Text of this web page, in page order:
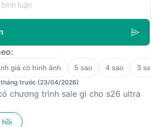
giá có hình ảnh 5 sao 4 sao 3 sao
trước (23/04/2026)
chương trình sale gì cho s26 ultra
hồi